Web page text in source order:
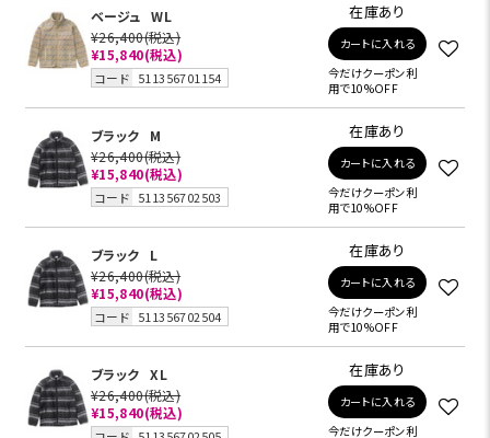
ベージュ
WL
¥26,400(税込)
¥15,840(税込)
コード 511356701154
在庫あり
カートに入れる
今だけクーポン利
用で10%OFF
ブラック
M
¥26,400(税込)
¥15,840(税込)
コード 511356702503
在庫あり
カートに入れる
今だけクーポン利
用で10%OFF
ブラック
L
¥26,400(税込)
¥15,840(税込)
コード 511356702504
在庫あり
カートに入れる
今だけクーポン利
用で10%OFF
ブラック
XL
¥26,400(税込)
¥15,840(税込)
在庫あり
カートに入れる
今だけクーポン利